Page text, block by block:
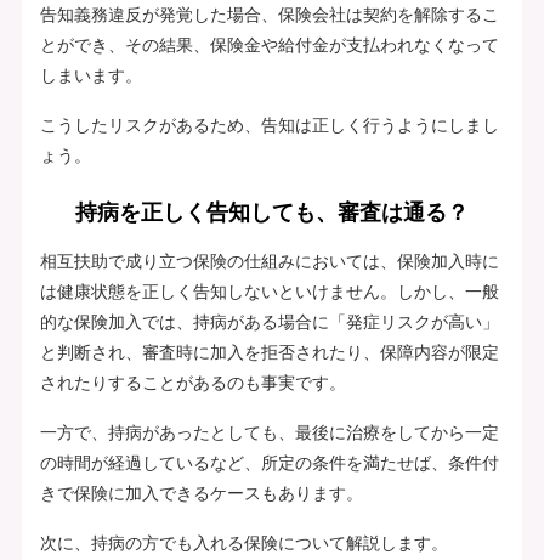
告知義務違反が発覚した場合、保険会社は契約を解除するこ
とができ、その結果、保険金や給付金が支払われなくなって
しまいます。
こうしたリスクがあるため、告知は正しく行うようにしまし
ょう。
持病を正しく告知しても、審査は通る？
相互扶助で成り立つ保険の仕組みにおいては、保険加入時に
は健康状態を正しく告知しないといけません。しかし、一般
的な保険加入では、持病がある場合に「発症リスクが高い」
と判断され、審査時に加入を拒否されたり、保障内容が限定
されたりすることがあるのも事実です。
一方で、持病があったとしても、最後に治療をしてから一定
の時間が経過しているなど、所定の条件を満たせば、条件付
きで保険に加入できるケースもあります。
次に、持病の方でも入れる保険について解説します。